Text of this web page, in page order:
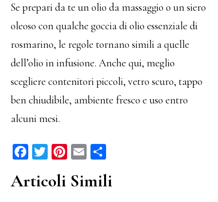
Se prepari da te un olio da massaggio o un siero
oleoso con qualche goccia di olio essenziale di
rosmarino, le regole tornano simili a quelle
dell’olio in infusione. Anche qui, meglio
scegliere contenitori piccoli, vetro scuro, tappo
ben chiudibile, ambiente fresco e uso entro
alcuni mesi.
Fa
bo
T
tt
Pi
er
E
ail di
Articoli Simili